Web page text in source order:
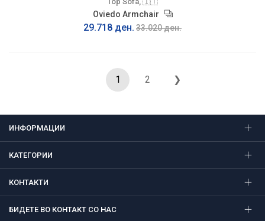
Oviedo Armchair
29.718 ден. 33.020 ден.
1 2 ❯
ИНФОРМАЦИИ
КАТЕГОРИИ
КОНТАКТИ
БИДЕТЕ ВО КОНТАКТ СО НАС